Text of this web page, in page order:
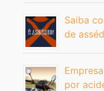
Saiba
de
por